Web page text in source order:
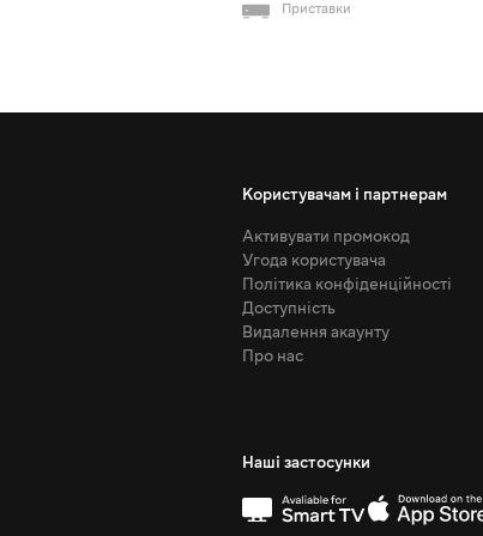
Приставки
Користувачам і партнерам
Активувати промокод
Угода користувача
Політика конфіденційності
Доступність
Видалення акаунту
Про нас
Наші застосунки